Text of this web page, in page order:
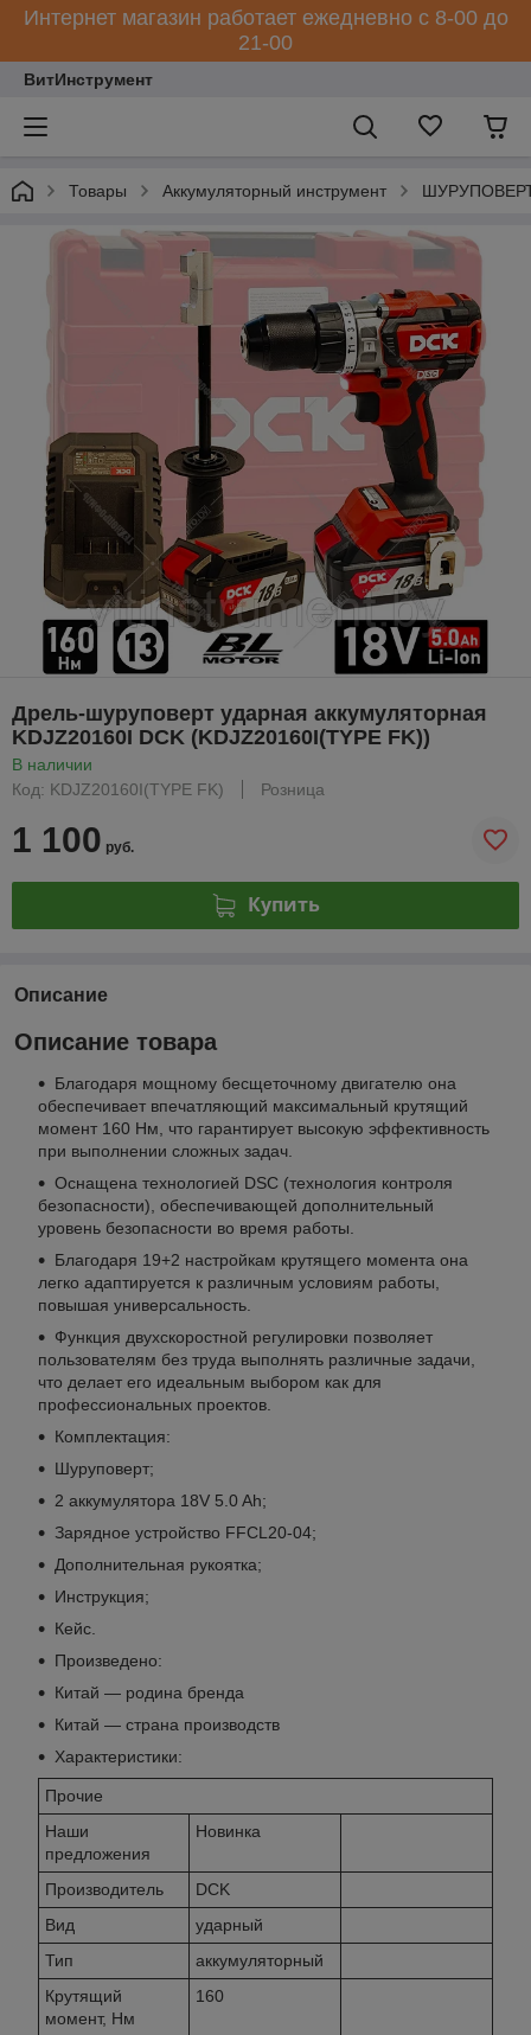
Интернет магазин работает ежедневно с 8-00 до
21-00
ВитИнструмент
Товары Аккумуляторный инструмент
Дрель-шуруповерт ударная аккумуляторная
KDJZ20160I DCK (KDJZ20160I(TYPE FK))
В наличии
Код: KDJZ20160I(TYPE FK)
Розница
1 100 руб.
Купить
Описание
Описание товара
Благодаря мощному бесщеточному двигателю она
обеспечивает впечатляющий максимальный крутящий
момент 160 Нм, что гарантирует высокую эффективность
при выполнении сложных задач.
Оснащена технологией DSC (технология контроля
безопасности), обеспечивающей дополнительный
уровень безопасности во время работы.
Благодаря 19+2 настройкам крутящего момента она
легко адаптируется к различным условиям работы,
повышая универсальность.
Функция двухскоростной регулировки позволяет
пользователям без труда выполнять различные задачи,
что делает его идеальным выбором как для
профессиональных проектов.
Комплектация:
Шуруповерт;
2 аккумулятора 18V 5.0 Ah;
Зарядное устройство FFCL20-04;
Дополнительная рукоятка;
Инструкция;
Кейс.
Произведено:
Китай — родина бренда
Китай — страна производств
Характеристики:
Прочие
Наши
предложения
Новинка
Производитель
DCK
Вид
ударный
Тип
аккумуляторный
Крутящий
момент, Нм
160